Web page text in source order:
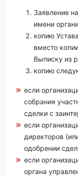
Заявление
имени
копию
вместо
Выписку из
копию
если
собрания
сделки с
если
директоров
одобрении
если
органа